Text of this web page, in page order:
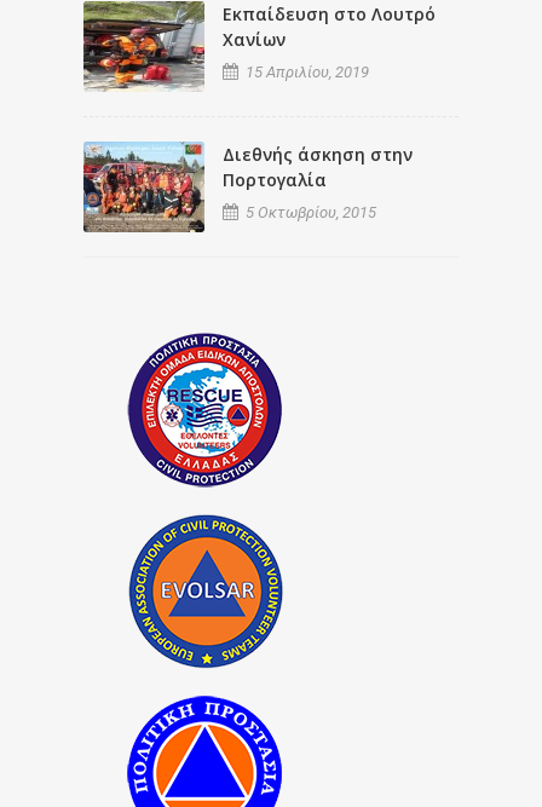
Εκπαίδευση στο Λουτρό
Χανίων
15 Απριλίου, 2019
Διεθνής άσκηση στην
Πορτογαλία
5 Οκτωβρίου, 2015